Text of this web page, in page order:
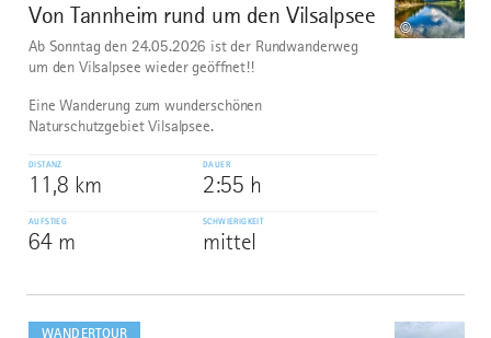
1
Von Tannheim rund um den Vilsalpsee
©
Ab Sonntag den 24.05.2026 ist der Rundwanderweg
um den Vilsalpsee wieder geöffnet!!
Eine Wanderung zum wunderschönen
Naturschutzgebiet Vilsalpsee.
DISTANZ
11,8 km
DAUER
2:55 h
AUFSTIEG
64 m
SCHWIERIGKEIT
mittel
WANDERTOUR
dazu